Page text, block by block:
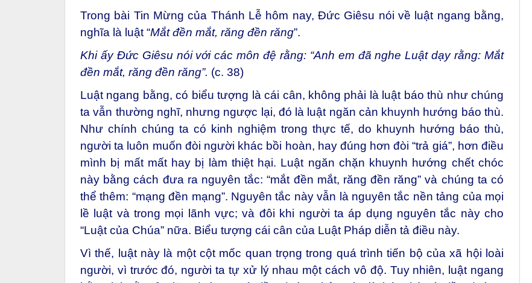
Trong bài Tin Mừng của Thánh Lễ hôm nay, Đức Giêsu nói về luật ngang bằng,
nghĩa là luật “Mắt đền mắt, răng đền răng”.
Khi ấy Đức Giêsu nói với các môn đệ rằng: “Anh em đã nghe Luật dạy rằng: Mắt
đền mắt, răng đền răng”. (c. 38)
Luật ngang bằng, có biểu tượng là cái cân, không phải là luật báo thù như chúng
ta vẫn thường nghĩ, nhưng ngược lại, đó là luật ngăn cản khuynh hướng báo thù.
Như chính chúng ta có kinh nghiệm trong thực tế, do khuynh hướng báo thù,
người ta luôn muốn đòi người khác bồi hoàn, hay đúng hơn đòi “trả giá”, hơn điều
mình bị mất mất hay bị làm thiệt hại. Luật ngăn chặn khuynh hướng chết chóc
này bằng cách đưa ra nguyên tắc: “mắt đền mắt, răng đền răng” và chúng ta có
thể thêm: “mạng đền mạng”. Nguyên tắc này vẫn là nguyên tắc nền tảng của mọi
lề luật và trong mọi lãnh vực; và đôi khi người ta áp dụng nguyên tắc này cho
“Luật của Chúa” nữa. Biểu tượng cái cân của Luật Pháp diễn tả điều này.
Vì thế, luật này là một cột mốc quan trọng trong quá trình tiến bộ của xã hội loài
người, vì trước đó, người ta tự xử lý nhau một cách vô độ. Tuy nhiên, luật ngang